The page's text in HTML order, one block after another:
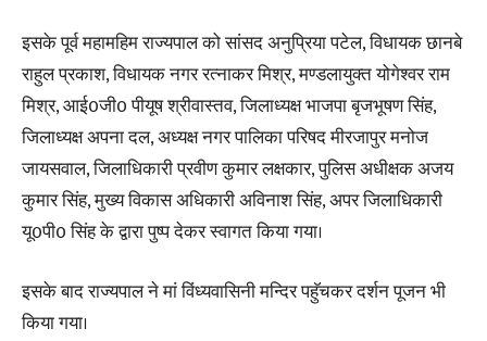
इसके पूर्व महामहिम राज्यपाल को सांसद अनुप्रिया पटेल, विधायक छानबे
राहुल प्रकाश, विधायक नगर रत्नाकर मिश्र, मण्डलायुक्त योगेश्वर राम
मिश्र, आई0जी0 पीयूष श्रीवास्तव, जिलाध्यक्ष भाजपा बृजभूषण सिंह,
जिलाध्यक्ष अपना दल, अध्यक्ष नगर पालिका परिषद मीरजापुर मनोज
जायसवाल, जिलाधिकारी प्रवीण कुमार लक्षकार, पुलिस अधीक्षक अजय
कुमार सिंह, मुख्य विकास अधिकारी अविनाश सिंह, अपर जिलाधिकारी
यू0पी0 सिंह के द्वारा पुष्प देकर स्वागत किया गया।
इसके बाद राज्यपाल ने मां विंध्यवासिनी मन्दिर पहुॅचकर दर्शन पूजन भी
किया गया।